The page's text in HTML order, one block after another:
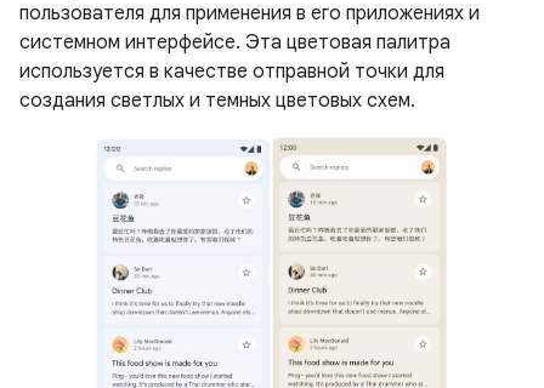
пользователя для применения в его приложениях и
системном интерфейсе. Эта цветовая палитра
используется в качестве отправной точки для
создания светлых и темных цветовых схем.